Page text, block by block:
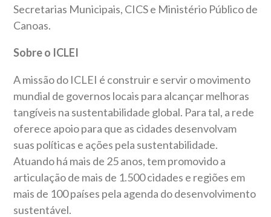
Secretarias Municipais, CICS e Ministério Público de
Canoas.
Sobre o ICLEI
A missão do ICLEI é construir e servir o movimento
mundial de governos locais para alcançar melhoras
tangíveis na sustentabilidade global. Para tal, a rede
oferece apoio para que as cidades desenvolvam
suas políticas e ações pela sustentabilidade.
Atuando há mais de 25 anos, tem promovido a
articulação de mais de 1.500 cidades e regiões em
mais de 100 países pela agenda do desenvolvimento
sustentável.